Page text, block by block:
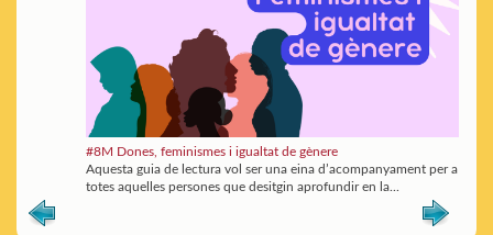
#8M Dones, feminismes i igualtat de gènere
Aquesta guia de lectura vol ser una eina d’acompanyament per a
totes aquelles persones que desitgin aprofundir en la...